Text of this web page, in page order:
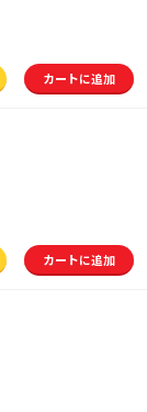
カートに追加
カートに追加